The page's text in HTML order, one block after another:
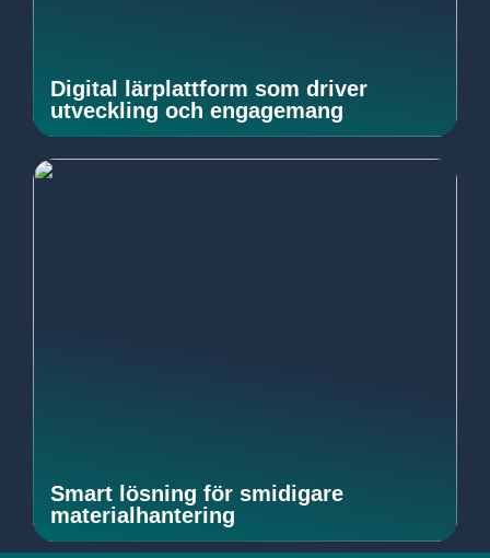
Digital lärplattform som driver
utveckling och engagemang
Smart lösning för smidigare
materialhantering